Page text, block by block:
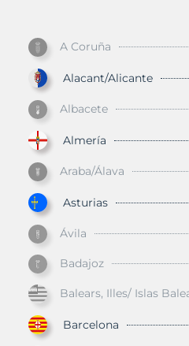
A Coruña
Alacant/Alicante
Albacete
Almería
Araba/Álava
Asturias
Ávila
Badajoz
Balears, Illes/ Islas
Barcelona